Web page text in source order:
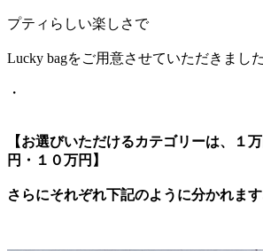
プティらしい楽しさで
Lucky bagをご用意させていただきまし
・
【お選びいただけるカテゴリーは、１
円・１０万円】
さらにそれぞれ下記のように分かれま